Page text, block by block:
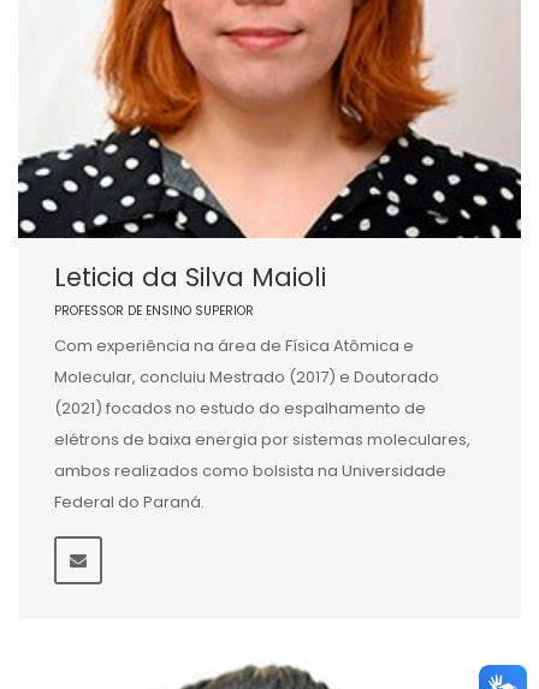
Leticia da Silva Maioli
PROFESSOR DE ENSINO SUPERIOR
Com experiência na área de Física Atômica e
Molecular, concluiu Mestrado (2017) e Doutorado
(2021) focados no estudo do espalhamento de
elétrons de baixa energia por sistemas moleculares,
ambos realizados como bolsista na Universidade
Federal do Paraná.